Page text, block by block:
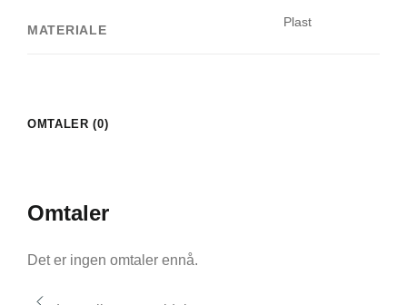
MATERIALE
Plast
OMTALER (0)
Omtaler
Det er ingen omtaler ennå.